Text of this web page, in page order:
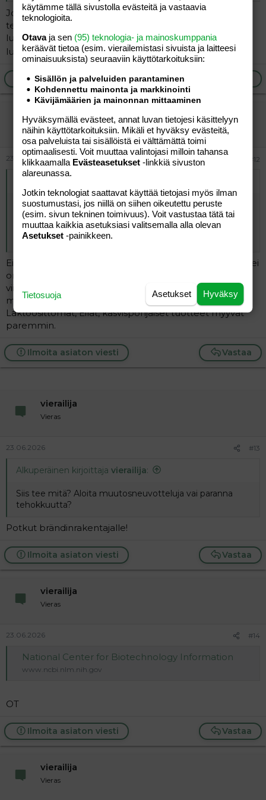
Jos me kaikki tehdään itse viilit ja jogurtit, loppuu
teollinen tuotanto. Nyt sentään Valio on kerännyt
luomumaitoja, joista Jopa maustamaton turkkilainen
luomujogurtti on todella onnistunut valmiste
Ilmoita asiaton viesti
vierailija
Vieras
23.06.2026 #12
Jos me kaikki tehdään itse viilit ja jogurtit, loppuu
teollinen tuotanto. Nyt sentään Valio on kerännyt
luomumaitoja, joista Jopa maustamaton turkkilainen
luomujogurtti on todella onnistunut valmiste
Ei lopu. Suurin osa ihmisistä ei viitsi, ei ole aikaa, ei osaa, ei
omista tarvittavia koneita, ei välitä, ei syö jogurtteja tai
viilejä... Ja onhan Arla ja Juustportti sekä muutama
muukin joka valmistaa kyseisiä tuotteita.
Laktoosittomat, Eilat, kasvispohjaiset tuotteet myyvät
paremmin.
Vastaa
Ilmoita asiaton viesti
vierailija
Vieras
23.06.2026 #13
Alkuperäinen kirjoittaja vierailija:
Siis tee mitä? Aloita muutosneuvotteluja vai paranna
tehokkuutta?
Potkut brändinrakentajalle!
Vastaa
Ilmoita asiaton viesti
vierailija
Vieras
23.06.2026 #14
National Center for Biotechnology Information
www.ncbi.nlm.nih.gov
OT
Vastaa
Ilmoita asiaton viesti
vierailija
Vieras
käytämme tällä sivustolla evästeitä ja vastaavia
teknologioita.
Otavaja sen (95) teknologia- ja mainoskumppania
keräävät tietoa (esim. vierailemis­tasi sivuista ja laitteesi
ominaisuuk­sista) seuraaviin käyttötarkoituksiin:
Sisällön ja palveluiden parantaminen
Kohdennettu mainonta ja markkinointi
Kävijämäärien ja mainonnan mittaaminen
Hyväksymällä evästeet, annat luvan tietojesi käsittelyyn
näihin käyttötarkoituksiin. Mikäli et hyväksy evästeitä,
osa palveluista tai sisällöistä ei välttämättä toimi
optimaalisesti. Voit muuttaa valintojasi milloin tahansa
klikkaamalla Evästeasetukset -linkkiä sivuston
alareunassa.
Jotkin teknologiat saattavat käyttää tietojasi myös ilman
suostumustasi, jos niillä on siihen oikeutettu peruste
(esim. sivun tekninen toimivuus). Voit vastustaa tätä tai
muuttaa kaikkia asetuksiasi valitsemalla alla olevan
Asetukset -painikkeen.
Hyväksy
Asetukset
Tietosuoja